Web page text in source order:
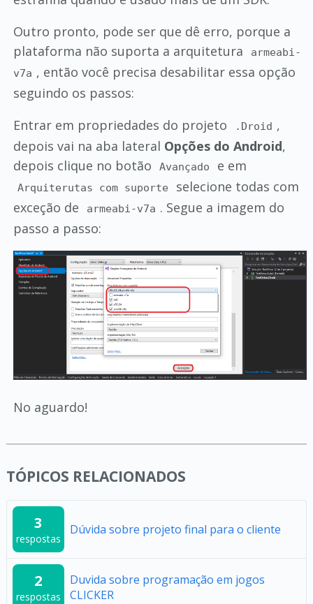
Outro pronto, pode ser que dê erro, porque a
plataforma não suporta a arquitetura
armeabi-
v7a , então você precisa desabilitar essa opção
seguindo os passos:
Entrar em propriedades do projeto
.Droid ,
depois vai na aba lateral Opções do Android,
depois clique no botão
Avançado e em
Arquiterutas com suporte
selecione todas com
exceção de
armeabi-v7a . Segue a imagem do
passo a passo:
No aguardo!
TÓPICOS RELACIONADOS
3
respostas
Dúvida sobre projeto final para o cliente
2
respostas
Duvida sobre programação em jogos
CLICKER